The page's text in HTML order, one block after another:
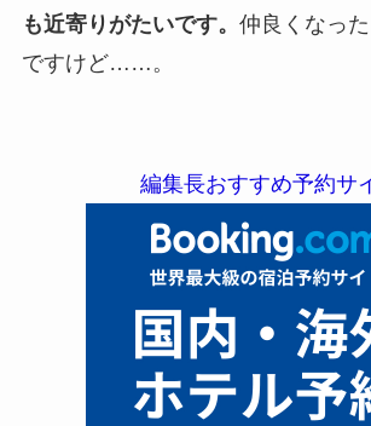
も近寄りがたいです。 仲良くなっ
ですけど……。
編集長おすすめ予約サ